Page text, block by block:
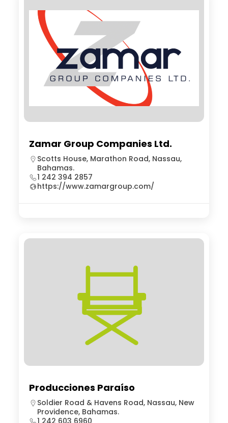
Zamar Group Companies Ltd.
Scotts House, Marathon Road, Nassau,
Bahamas.
1 242 394 2857
https://www.zamargroup.com/
Producciones Paraíso
Soldier Road & Havens Road, Nassau, New
Providence, Bahamas.
1 242 603 6960